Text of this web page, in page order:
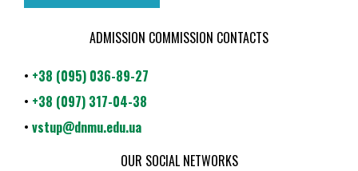
ADMISSION COMMISSION CONTACTS
• +38 (095) 036-89-27
• +38 (097) 317-04-38
• vstup@dnmu.edu.ua
OUR SOCIAL NETWORKS